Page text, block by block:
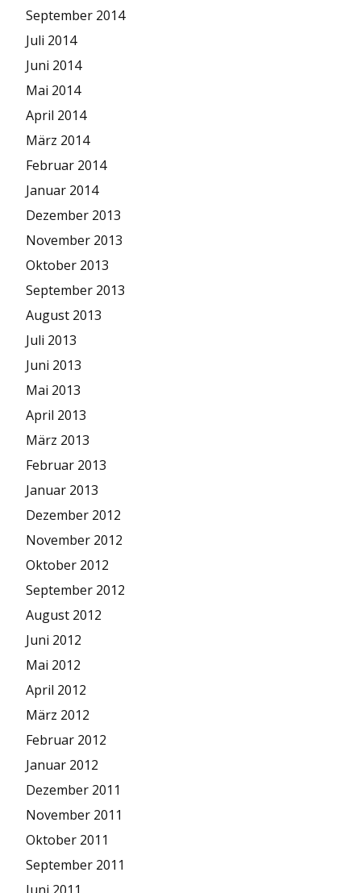
September 2014
Juli 2014
Juni 2014
Mai 2014
April 2014
März 2014
Februar 2014
Januar 2014
Dezember 2013
November 2013
Oktober 2013
September 2013
August 2013
Juli 2013
Juni 2013
Mai 2013
April 2013
März 2013
Februar 2013
Januar 2013
Dezember 2012
November 2012
Oktober 2012
September 2012
August 2012
Juni 2012
Mai 2012
April 2012
März 2012
Februar 2012
Januar 2012
Dezember 2011
November 2011
Oktober 2011
September 2011
Juni 2011